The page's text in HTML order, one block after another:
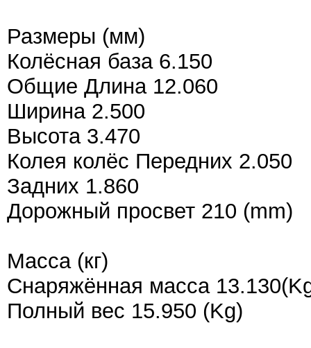
Размеры (мм)
Колёсная база 6.150
Общие Длина 12.060
Ширина 2.500
Высота 3.470
Колея колёс Передних 2.050
Задних 1.860
Дорожный просвет 210 (mm)
Масса (кг)
Снаряжённая масса
Полный вес 15.950 (Kg)